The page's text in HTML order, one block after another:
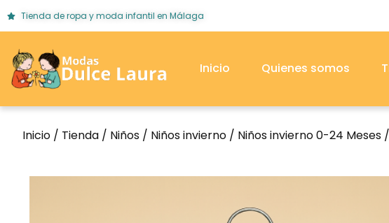
Tienda de ropa y moda infantil en Málaga
Inicio Quienes somos
Inicio / Tienda / Niños / Niños invierno / Niños invierno 0-24 Meses /